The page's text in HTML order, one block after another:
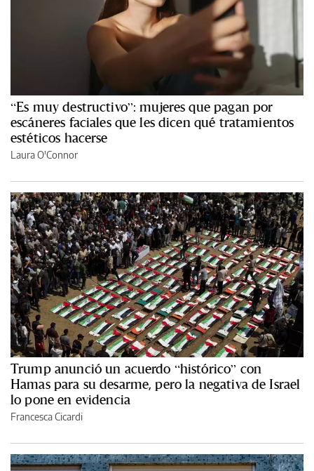
“Es muy destructivo”: mujeres que pagan por
escáneres faciales que les dicen qué tratamientos
estéticos hacerse
Laura O'Connor
Trump anunció un acuerdo “histórico” con
Hamas para su desarme, pero la negativa de Israel
lo pone en evidencia
Francesca Cicardi